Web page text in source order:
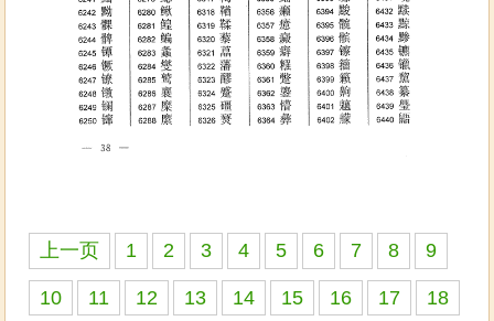
上一页 1 2 3 4 5 6 7 8 9
10 11 12 13 14 15 16 17 18